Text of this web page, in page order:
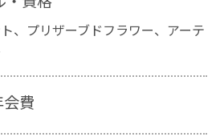
、プリザーブドフラワー、アーテ
費